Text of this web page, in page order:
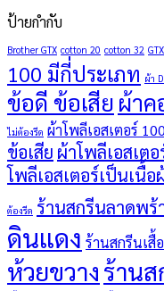
ป้ายกำกับ
Brother GTX cotton 20 cotton 32
100 มีกี่ประเภท ผ้า
ข้อดี ข้อเสีย ผ้า
ไม่ต้องรีด ผ้าโพลีเอสเตอร์
ข้อเสีย ผ้าโพลีเอสเต
โพลีเอสเตอร์เป็นเนื้
ต้องรีด ร้านสกรีนลาดพร้
ดินแดง ร้านสกรีนเสื้
ห้วยขวางร้าน